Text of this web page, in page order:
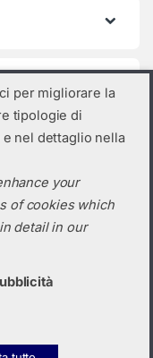
per migliorare la
tipologie di
nel dettaglio nella
your
of cookies which
detail in our